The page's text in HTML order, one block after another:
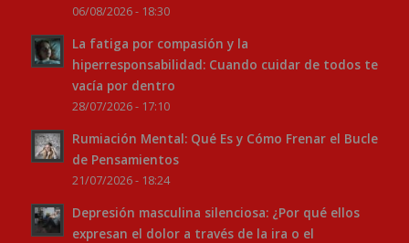
06/08/2026 - 18:30
La fatiga por compasión y la
hiperresponsabilidad: Cuando cuidar de todos te
vacía por dentro
28/07/2026 - 17:10
Rumiación Mental: Qué Es y Cómo Frenar el Bucle
de Pensamientos
21/07/2026 - 18:24
Depresión masculina silenciosa: ¿Por qué ellos
expresan el dolor a través de la ira o el